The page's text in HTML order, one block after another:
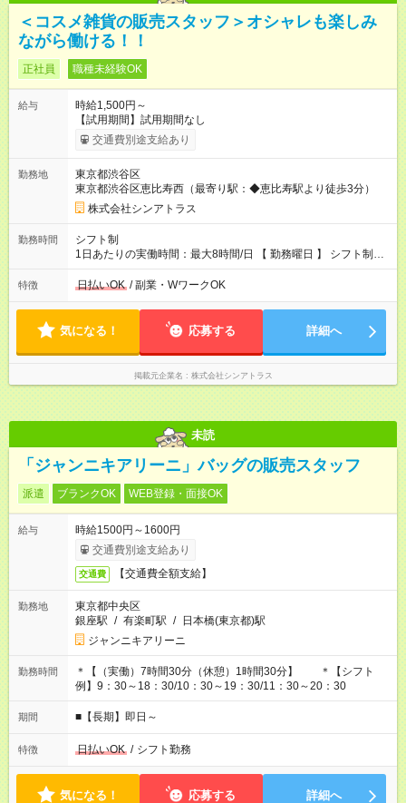
＜コスメ雑貨の販売スタッフ＞オシャレも楽しみ
ながら働ける！！
正社員 職種未経験OK
給与
時給1,500円～
【試用期間】試用期間なし
交通費別途支給あり
勤務地
東京都渋谷区
東京都渋谷区恵比寿西（最寄り駅：◆恵比寿駅より徒歩3分）
株式会社シンアトラス
勤務時間
シフト制
1日あたりの実働時間：最大8時間/日 【 勤務曜日 】 シフト制
土日祝含む週5日勤務 ※希望休み出せます。 【勤務時間】 9：30
～21：30 の間でシフト制（実働8ｈ＋休憩1h） シフト例（9時
ません
特徴 日払いOK / 副業・WワークOK
気になる！ 応募する 詳細へ
掲載元企業名 株式会社シンアトラス
未読
「ジャンニキアリーニ」バッグの販売スタッフ
派遣 ブランクOK WEB登録・面接OK
給与
時給1500円～1600円
交通費別途支給あり
交通費 【交通費全額支給】
勤務地
東京都中央区
銀座駅 / 有楽町駅 / 日本橋(東京都)駅
ジャンニキアリーニ
勤務時間
＊【（実働）7時間30分（休憩）1時間30分】 ＊【シフト
例】9：30～18：30/10：30～19：30/11：30～20：30
期間 ■【長期】即日～
特徴 日払いOK / シフト勤務
気になる！ 応募する 詳細へ